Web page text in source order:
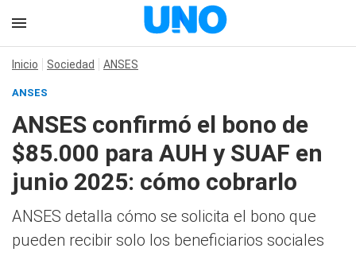
Inicio Sociedad ANSES
ANSES
ANSES confirmó el bono de
$85.000 para AUH y SUAF en
junio 2025: cómo cobrarlo
ANSES detalla cómo se solicita el bono que
pueden recibir solo los beneficiarios sociales